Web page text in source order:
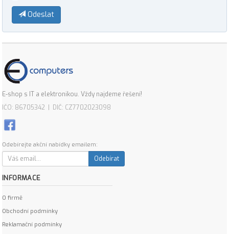
Odeslat
E-shop s IT a elektronikou. Vždy najdeme řešení!
IČO: 86705342 | DIČ: CZ7702023098
Odebírejte akční nabídky emailem:
Odebírat
INFORMACE
O firmě
Obchodní podmínky
Reklamační podmínky